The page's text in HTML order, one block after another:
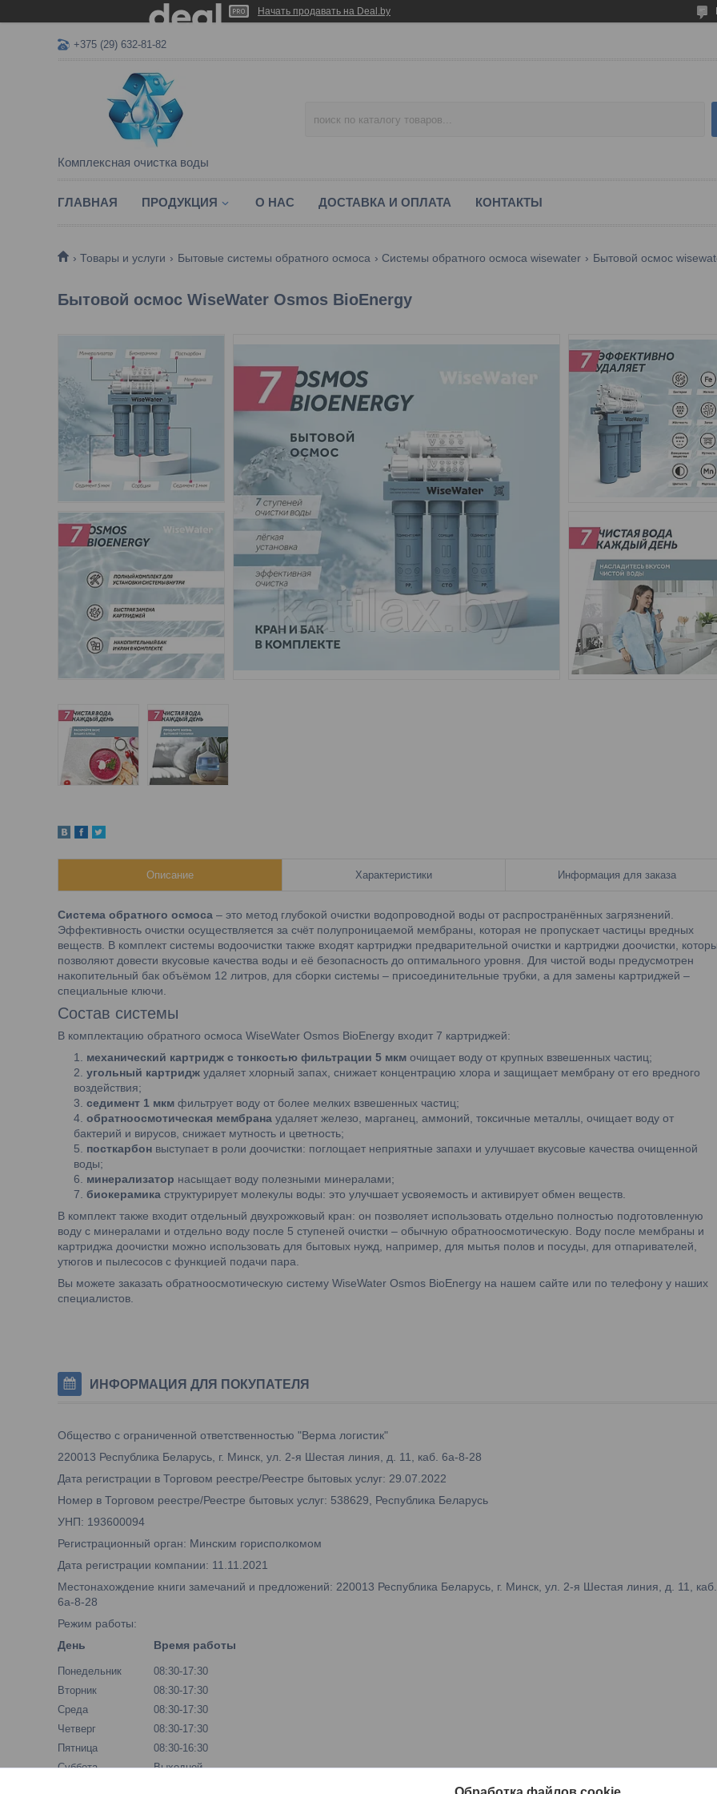
Начать продавать на Deal.by
+375 (29) 632-81-82
Комплексная очистка воды
ГЛАВНАЯ ПРОДУКЦИЯ О НАС ДОСТАВКА И ОПЛАТА КОНТАКТЫ
Товары и услуги Бытовые системы обратного осмоса Системы обратного осмоса wisewater Бытовой осмос
Бытовой осмос WiseWater Osmos BioEnergy
Описание Характеристики Информация для заказа
Система обратного осмоса – это метод глубокой очистки водопроводной воды от распространённых загрязнений.
Эффективность очистки осуществляется за счёт полупроницаемой мембраны, которая не пропускает частицы вредных
веществ. В комплект системы водоочистки также входят картриджи предварительной очистки и картриджи доочистки,
позволяют довести вкусовые качества воды и её безопасность до оптимального уровня. Для чистой воды предусмотрен
накопительный бак объёмом 12 литров, для сборки системы – присоединительные трубки, а для замены картриджей –
специальные ключи.
Состав системы
В комплектацию обратного осмоса WiseWater Osmos BioEnergy входит 7 картриджей:
механический картридж с тонкостью фильтрации 5 мкм очищает воду от крупных взвешенных частиц;
угольный картридж удаляет хлорный запах, снижает концентрацию хлора и защищает мембрану от его вредного
воздействия;
седимент 1 мкм фильтрует воду от более мелких взвешенных частиц;
обратноосмотическая мембрана удаляет железо, марганец, аммоний, токсичные металлы, очищает воду от
бактерий и вирусов, снижает мутность и цветность;
посткарбон выступает в роли доочистки: поглощает неприятные запахи и улучшает вкусовые качества очищенной
воды;
минерализатор насыщает воду полезными минералами;
биокерамика структурирует молекулы воды: это улучшает усвояемость и активирует обмен веществ.
В комплект также входит отдельный двухрожковый кран: он позволяет использовать отдельно полностью подготовленную
воду с минералами и отдельно воду после 5 ступеней очистки – обычную обратноосмотическую. Воду после мембраны и
картриджа доочистки можно использовать для бытовых нужд, например, для мытья полов и посуды, для отпаривателей,
утюгов и пылесосов с функцией подачи пара.
Вы можете заказать обратноосмотическую систему WiseWater Osmos BioEnergy на нашем сайте или по телефону у наших
специалистов.
ИНФОРМАЦИЯ ДЛЯ ПОКУПАТЕЛЯ
Общество с ограниченной ответственностью "Верма логистик"
220013 Республика Беларусь, г. Минск, ул. 2-я Шестая линия, д. 11, каб. 6а-8-28
Дата регистрации в Торговом реестре/Реестре бытовых услуг: 29.07.2022
Номер в Торговом реестре/Реестре бытовых услуг: 538629, Республика Беларусь
УНП: 193600094
Регистрационный орган: Минским горисполкомом
Дата регистрации компании: 11.11.2021
Местонахождение книги замечаний и предложений: 220013 Республика Беларусь, г. Минск, ул. 2-я Шестая линия, д. 11, каб.
6а-8-28
Режим работы:
День
Время работы
Понедельник
08:30-17:30
Вторник
08:30-17:30
Среда
08:30-17:30
Четверг
08:30-17:30
Пятница
08:30-16:30
Суббота
Выходной